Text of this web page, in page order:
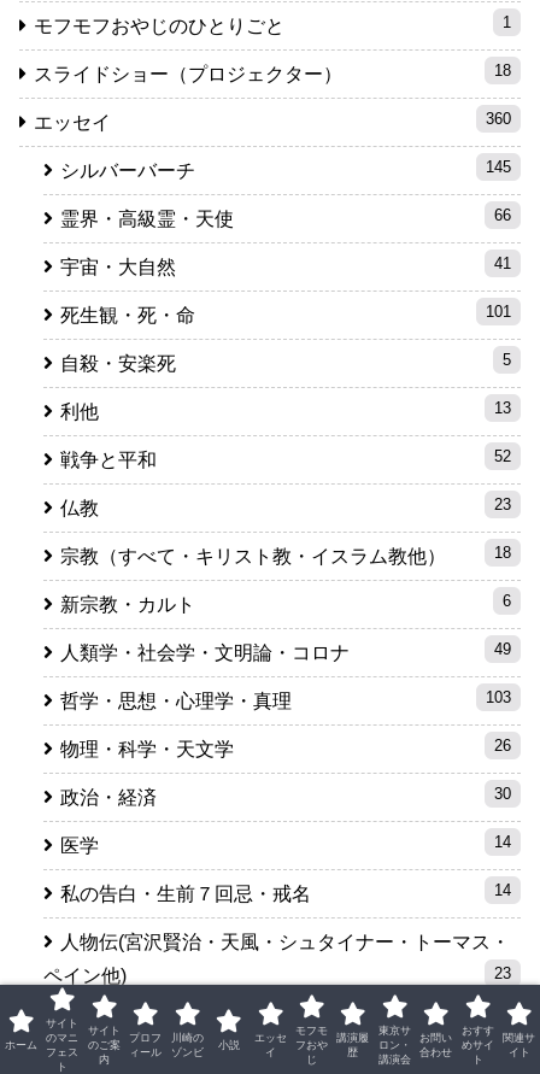
モフモフおやじのひとりごと 1
スライドショー（プロジェクター） 18
エッセイ 360
シルバーバーチ 145
霊界・高級霊・天使 66
宇宙・大自然 41
死生観・死・命 101
自殺・安楽死 5
利他 13
戦争と平和 52
仏教 23
宗教（すべて・キリスト教・イスラム教他） 18
新宗教・カルト 6
人類学・社会学・文明論・コロナ 49
哲学・思想・心理学・真理 103
物理・科学・天文学 26
政治・経済 30
医学 14
私の告白・生前７回忌・戒名 14
人物伝(宮沢賢治・天風・シュタイナー・トーマス・
ペイン他)
23
教訓・名言 32
ホーム
サイト
のマニ
フェス
ト
サイト
のご案
内
プロフ
ィール
川崎の
ゾンビ
小説
エッセ
イ
モフモ
フおや
じ
講演履
歴
東京サ
ロン・
講演会
お問い
合わせ
おすす
めサイ
ト
関連サ
イト